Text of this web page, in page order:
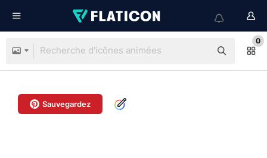
0
Sauvegardez